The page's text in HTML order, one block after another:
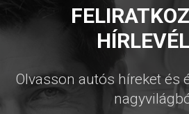
Olvasson autós híreket és